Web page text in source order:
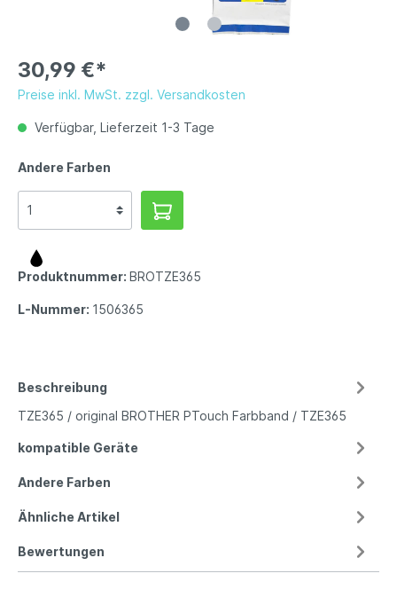
30,99 €*
Preise inkl. MwSt. zzgl. Versandkosten
Verfügbar, Lieferzeit 1-3 Tage
Andere Farben
Produktnummer: BROTZE365
L-Nummer: 1506365
Beschreibung
TZE365 / original BROTHER PTouch Farbband / TZE365
kompatible Geräte
Andere Farben
Ähnliche Artikel
Bewertungen